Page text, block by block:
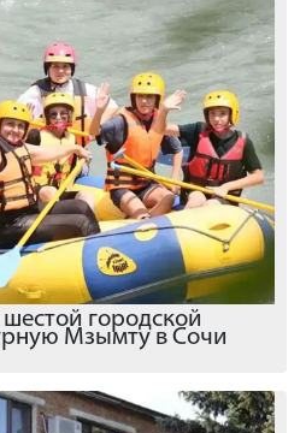
городской
Мзымту в Сочи